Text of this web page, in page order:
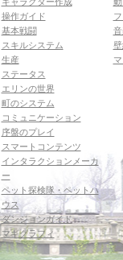
操作ガイド
基本戦闘
スキルシステム
生産
ステータス
エリンの世界
町のシステム
コミュニケーション
序盤のプレイ
スマートコンテンツ
インタラクションメーカ
ー
ペット探検隊・ペットハ
ウス
ダンジョンガイド
マギグラフィ